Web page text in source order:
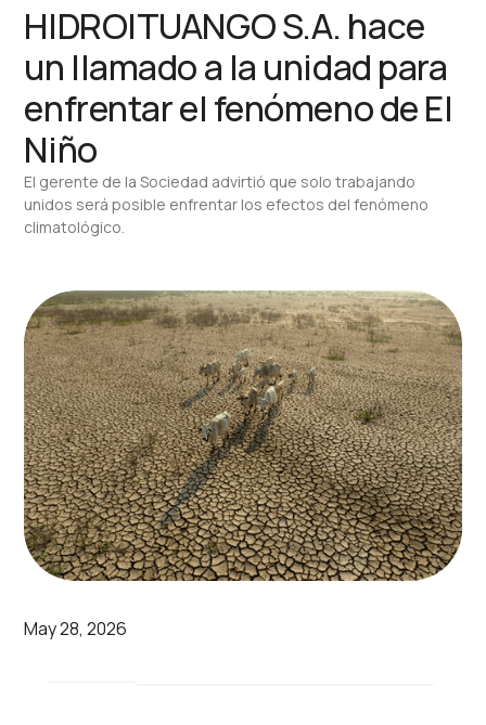
HIDROITUANGO S.A. hace
un llamado a la unidad para
enfrentar el fenómeno de El
Niño
El gerente de la Sociedad advirtió que solo trabajando
unidos será posible enfrentar los efectos del fenómeno
climatológico.
May 28, 2026